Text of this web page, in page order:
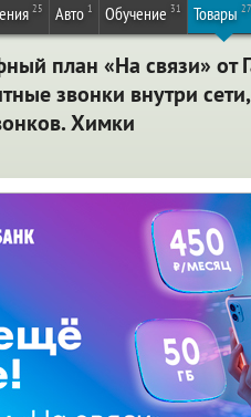
25 Авто 1 Обучение 31 Товары 27
план «На связи» от
звонки внутри
Химки